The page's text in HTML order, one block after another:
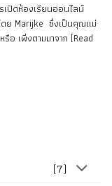
ปิดห้องเรียนออนไลน์
ดย Marijke ซึ่งเป็นคุณแม่
อ เพิ่งตามมาจาก [Read
(7)